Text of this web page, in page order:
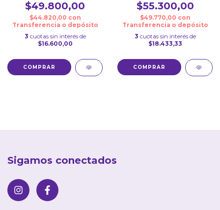
$49.800,00
$44.820,00 con
Transferencia o depósito
3 cuotas sin interés de
$16.600,00
$55.300,00
$49.770,00 con
Transferencia o depósito
3 cuotas sin interés de
$18.433,33
Sigamos conectados